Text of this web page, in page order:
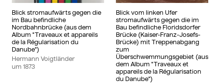
Blick stromaufwärts gegen die
im Bau befindliche
Nordbahnbrücke (aus dem
Album "Traveaux et appareils
de la Régularisation du
Danube")
Hermann Voigtländer
um 1873
Blick vom linken Ufer
stromaufwärts gegen die im
Bau befindliche Floridsdorfer
Brücke (Kaiser-Franz-Josefs-
Brücke) mit Treppenabgang
zum
Überschwemmungsgebiet (aus
dem Album "Traveaux et
appareils de la Régularisation
du Danube")